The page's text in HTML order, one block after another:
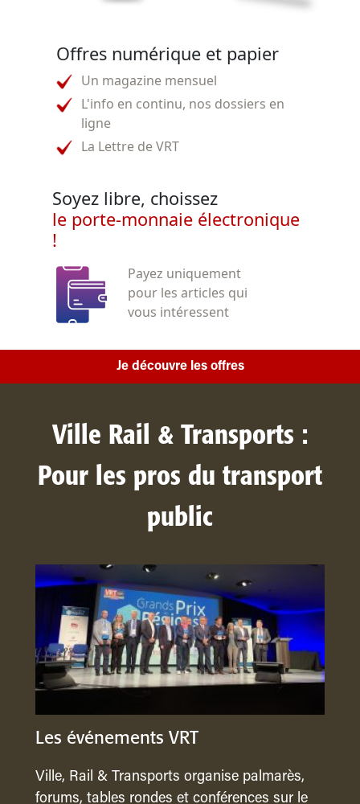
Offres numérique et papier
Un magazine mensuel
L'info en continu, nos dossiers en
ligne
La Lettre de VRT
Soyez libre, choissez
le porte-monnaie électronique
!
Payez uniquement
pour les articles qui
vous intéressent
Je découvre les offres
Ville Rail & Transports :
Pour les pros du transport
public
Les événements VRT
Ville, Rail & Transports organise palmarès,
forums, tables rondes et conférences sur le